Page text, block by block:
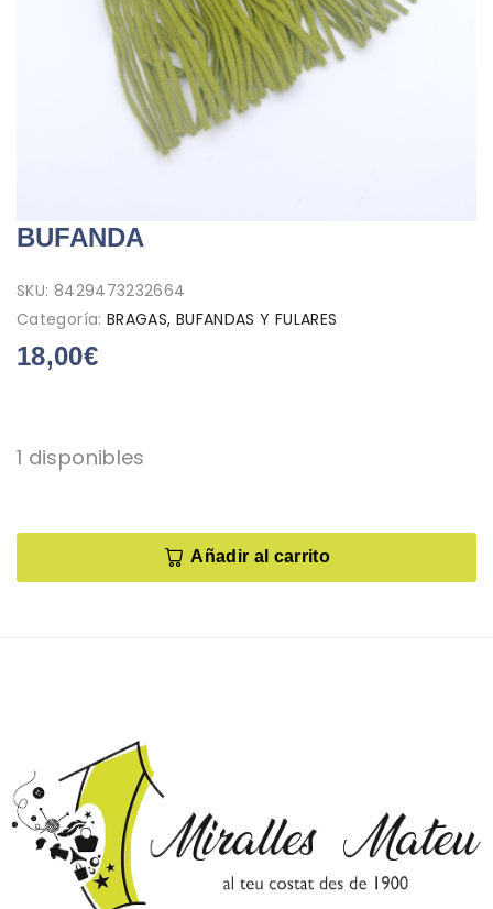
BUFANDA
SKU: 8429473232664
Categoría: BRAGAS, BUFANDAS Y FULARES
18,00€
1 disponibles
Añadir al carrito